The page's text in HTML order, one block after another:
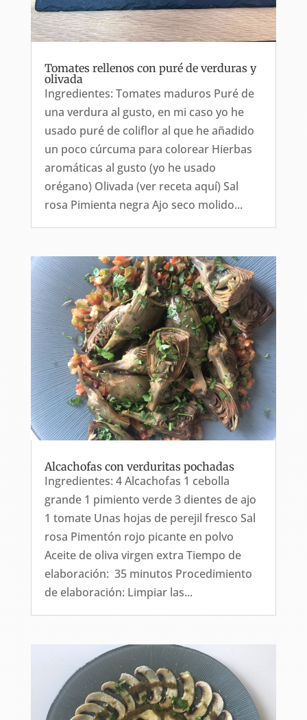
Tomates rellenos con puré de verduras y
olivada
Ingredientes: Tomates maduros Puré de
una verdura al gusto, en mi caso yo he
usado puré de coliflor al que he añadido
un poco cúrcuma para colorear Hierbas
aromáticas al gusto (yo he usado
orégano) Olivada (ver receta aquí) Sal
rosa Pimienta negra Ajo seco molido...
Alcachofas con verduritas pochadas
Ingredientes: 4 Alcachofas 1 cebolla
grande 1 pimiento verde 3 dientes de ajo
1 tomate Unas hojas de perejil fresco Sal
rosa Pimentón rojo picante en polvo
Aceite de oliva virgen extra Tiempo de
elaboración: 35 minutos Procedimiento
de elaboración: Limpiar las...